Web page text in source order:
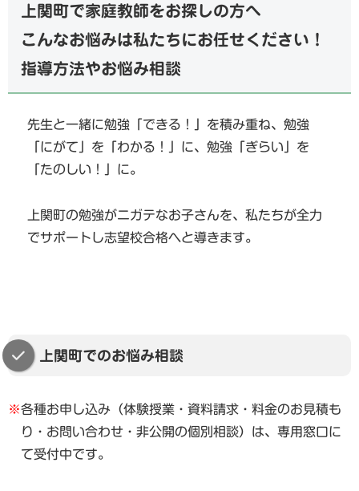
上関町で家庭教師をお探しの方へ
こんなお悩みは私たちにお任せください！
指導方法やお悩み相談
先生と一緒に勉強「できる！」を積み重ね、勉強
「にがて」を「わかる！」に、勉強「ぎらい」を
「たのしい！」に。
上関町の勉強がニガテなお子さんを、私たちが全力
でサポートし志望校合格へと導きます。
上関町でのお悩み相談
※各種お申し込み（体験授業・資料請求・料金のお見積も
り・お問い合わせ・非公開の個別相談）は、専用窓口に
て受付中です。